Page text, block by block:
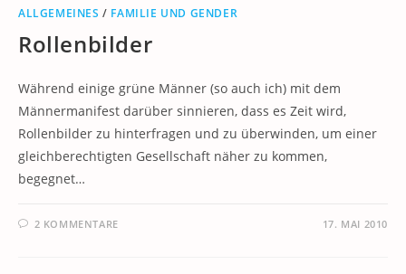
ALLGEMEINES / FAMILIE UND GENDER
Rollenbilder
Während einige grüne Männer (so auch ich) mit dem
Männermanifest darüber sinnieren, dass es Zeit wird,
Rollenbilder zu hinterfragen und zu überwinden, um einer
gleichberechtigten Gesellschaft näher zu kommen,
begegnet…
2 KOMMENTARE 17. MAI 2010